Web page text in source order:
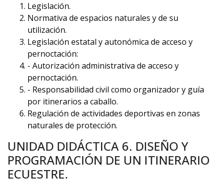
Legislación.
Normativa de espacios naturales y de su
utilización.
Legislación estatal y autonómica de acceso y
pernoctación:
- Autorización administrativa de acceso y
pernoctación.
- Responsabilidad civil como organizador y guía
por itinerarios a caballo.
Regulación de actividades deportivas en zonas
naturales de protección.
UNIDAD DIDÁCTICA 6. DISEÑO Y
PROGRAMACIÓN DE UN ITINERARIO
ECUESTRE.